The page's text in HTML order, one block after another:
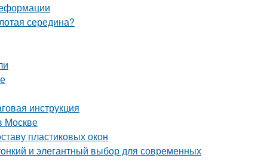
середина?
инструкция
Москве
пластиковых окон
и элегантный выбор для современных